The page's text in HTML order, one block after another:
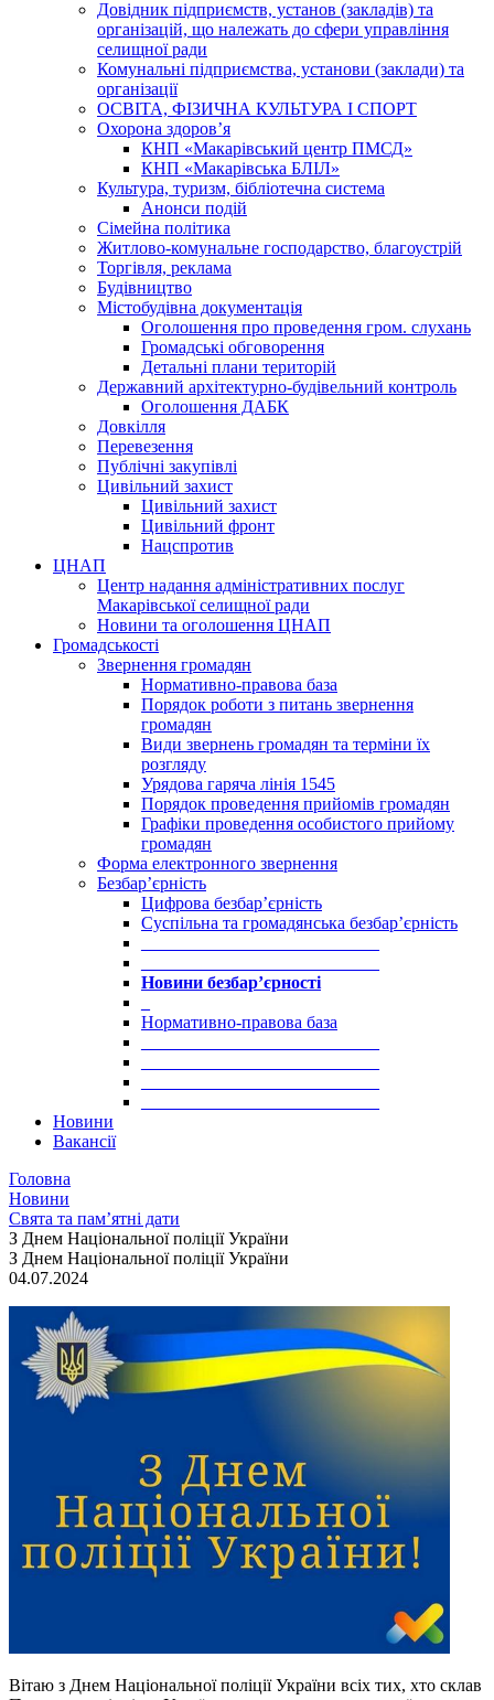
Довідник підприємств, установ (закладів) та
організацій, що належать до сфери управління
селищної ради
Комунальні підприємства, установи (заклади) та
організації
ОСВІТА, ФІЗИЧНА КУЛЬТУРА І СПОРТ
Охорона здоров’я
КНП «Макарівський центр ПМСД»
КНП «Макарівська БЛІЛ»
Культура, туризм, бібліотечна система
Анонси подій
Сімейна політика
Житлово-комунальне господарство, благоустрій
Торгівля, реклама
Будівництво
Містобудівна документація
Оголошення про проведення гром. слухань
Громадські обговорення
Детальні плани територій
Державний архітектурно-будівельний контроль
Оголошення ДАБК
Довкілля
Перевезення
Публічні закупівлі
Цивільний захист
Цивільний захист
Цивільний фронт
Нацспротив
ЦНАП
Центр надання адміністративних послуг
Макарівської селищної ради
Новини та оголошення ЦНАП
Громадськості
Звернення громадян
Нормативно-правова база
Порядок роботи з питань звернення
громадян
Види звернень громадян та терміни їх
розгляду
Урядова гаряча лінія 1545
Порядок проведення прийомів громадян
Графіки проведення особистого прийому
громадян
Форма електронного звернення
Безбар’єрність
Цифрова безбар’єрність
Суспільна та громадянська безбар’єрність
Новини безбар’єрності
Нормативно-правова база
Новини
Вакансії
Головна
Новини
Свята та пам’ятні дати
З Днем Національної поліції України
З Днем Національної поліції України
04.07.2024
Вітаю з Днем Національної поліції України всіх тих, хто склав